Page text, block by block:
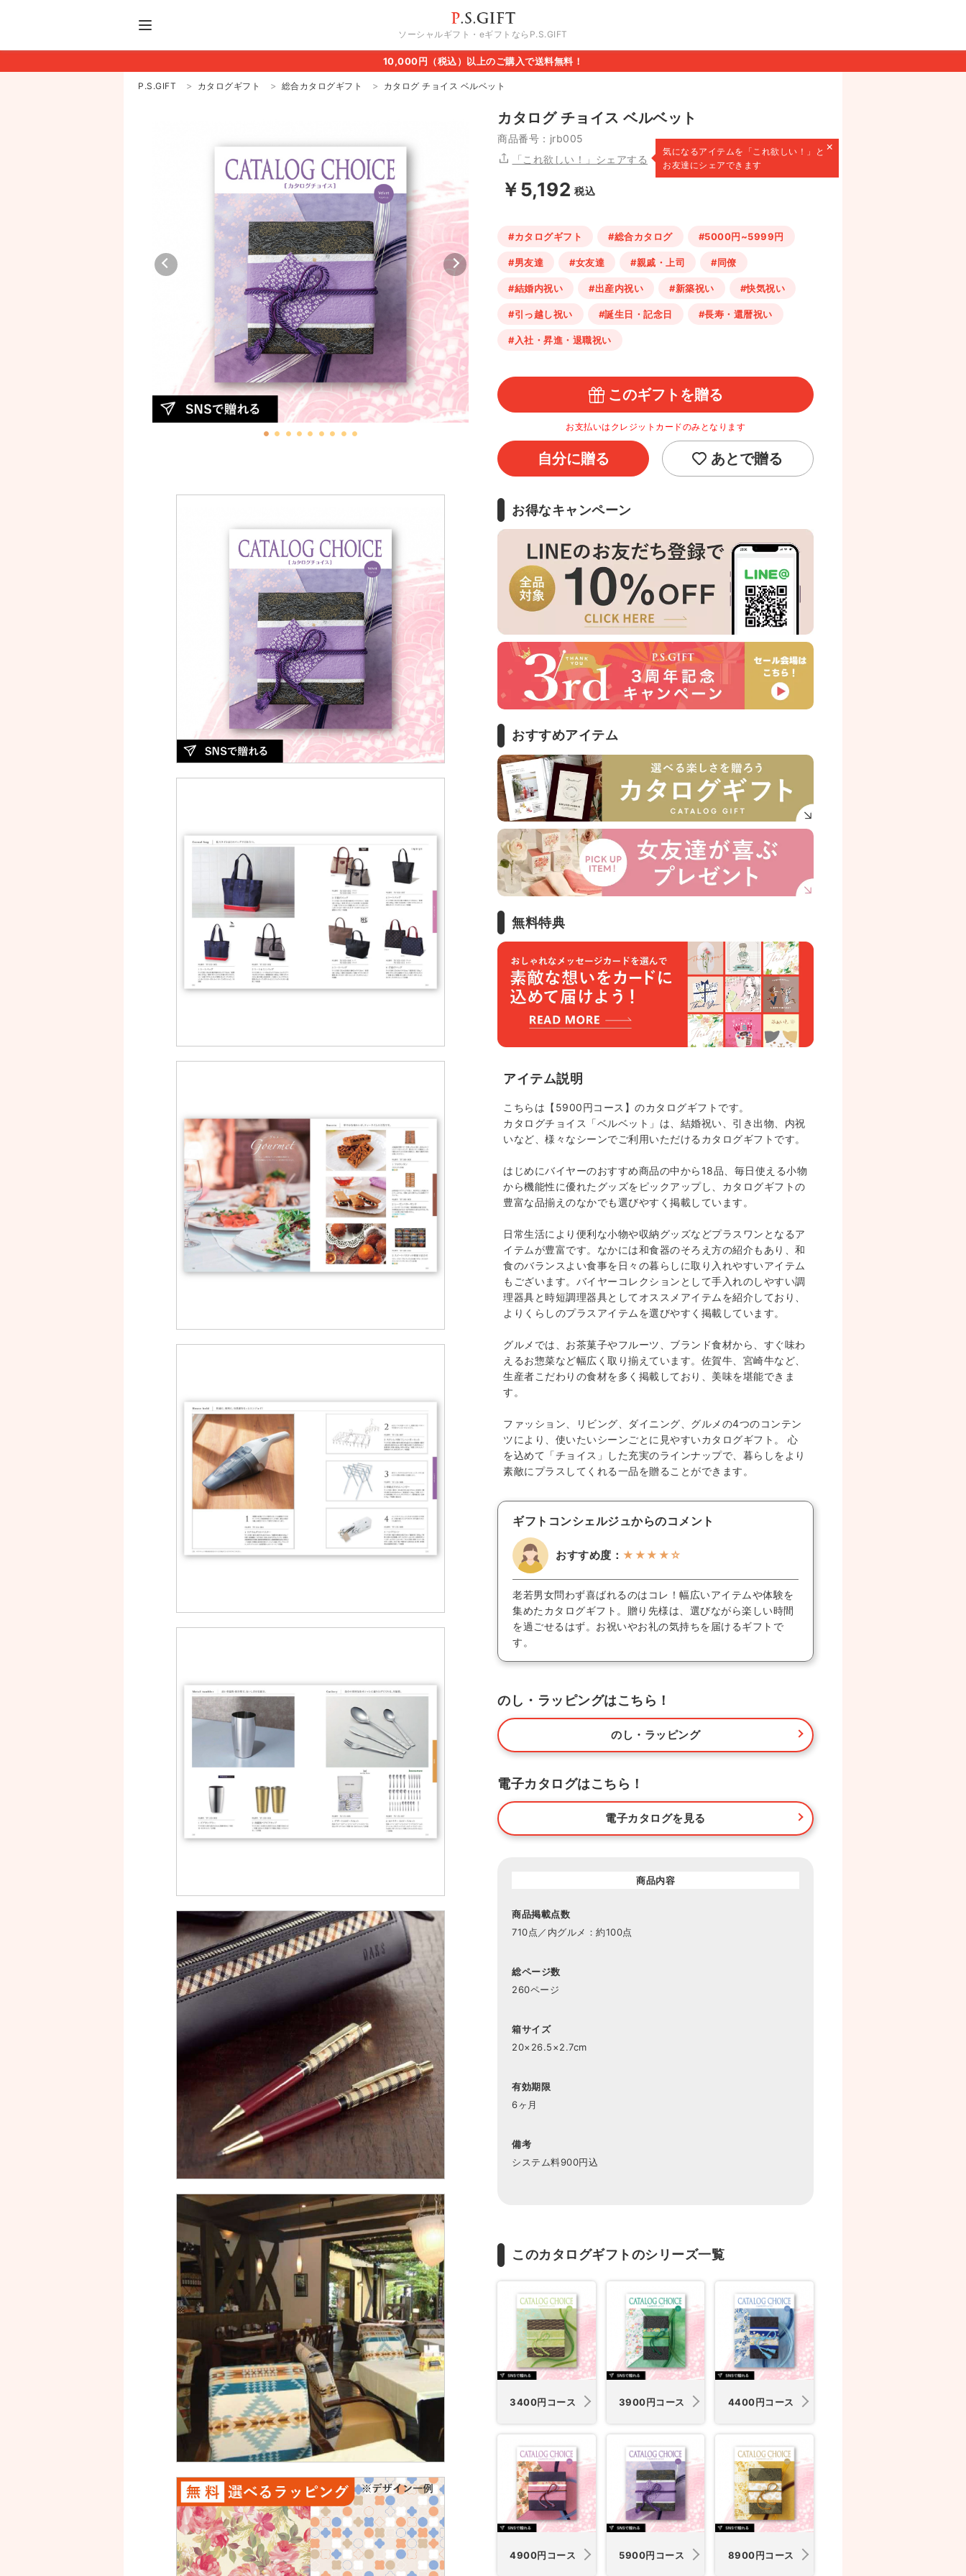
ソーシャルギフト・eギフトならP.S.GIFT
10,000円（税込）以上のご購入で送料無料！
P.S.GIFT カタログギフト 総合カタログギフト カタログ チョイス ベルベット
カタログ チョイス ベルベット
商品番号：jrb005 ×
気になるアイテムを 「これ欲しい！」と
お友達にシェアできます
「これ欲しい！」シェアする
￥5,192 税込
#カタログギフト #総合カタログ #5000円~5999円
#男友達 #女友達 #親戚・上司 #同僚
#結婚内祝い #出産内祝い #新築祝い #快気祝い
#引っ越し祝い #誕生日・記念日 #長寿・還暦祝い
#入社・昇進・退職祝い
このギフトを贈る
お支払いはクレジットカードのみとなります
自分に贈る あとで贈る
お得なキャンペーン
おすすめアイテム
無料特典
アイテム説明
こちらは【5900円コース】のカタログギフトです。
カタログチョイス「ベルベット」は、結婚祝い、引き出物、内祝
いなど、様々なシーンでご利用いただけるカタログギフトです。
はじめにバイヤーのおすすめ商品の中から18品、毎日使える小物
から機能性に優れたグッズをピックアップし、カタログギフトの
豊富な品揃えのなかでも選びやすく掲載しています。
日常生活により便利な小物や収納グッズなどプラスワンとなるア
イテムが豊富です。なかには和食器のそろえ方の紹介もあり、和
食のバランスよい食事を日々の暮らしに取り入れやすいアイテム
もございます。バイヤーコレクションとして手入れのしやすい調
理器具と時短調理器具としてオススメアイテムを紹介しており、
よりくらしのプラスアイテムを選びやすく掲載しています。
グルメでは、お茶菓子やフルーツ、ブランド食材から、すぐ味わ
えるお惣菜など幅広く取り揃えています。佐賀牛、宮崎牛など、
生産者こだわりの食材を多く掲載しており、美味を堪能できま
す。
ファッション、リビング、ダイニング、グルメの4つのコンテン
ツにより、使いたいシーンごとに見やすいカタログギフト。 心
を込めて「チョイス」した充実のラインナップで、暮らしをより
素敵にプラスしてくれる一品を贈ることができます。
ギフトコンシェルジュからのコメント
おすすめ度： ★★★★☆
老若男女問わず喜ばれるのはコレ！幅広いアイテムや体験を
集めたカタログギフト。贈り先様は、選びながら楽しい時間
を過ごせるはず。お祝いやお礼の気持ちを届けるギフトで
す。
のし・ラッピングはこちら！
のし・ラッピング
電子カタログはこちら！
電子カタログを見る
商品内容
商品掲載点数
710点／内グルメ：約100点
総ページ数
260ページ
箱サイズ
20×26.5×2.7cm
有効期限
6ヶ月
備考
システム料900円込
このカタログギフトのシリーズ一覧
3400円コース 3900円コース 4400円コース
4900円コース 5900円コース 8900円コース